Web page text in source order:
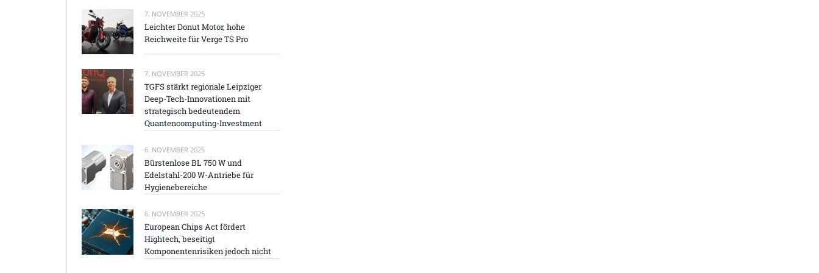
7. NOVEMBER 2025
Leichter Donut Motor, hohe
Reichweite für Verge TS Pro
7. NOVEMBER 2025
TGFS stärkt regionale Leipziger
Deep-Tech-Innovationen mit
strategisch bedeutendem
Quantencomputing-Investment
6. NOVEMBER 2025
Bürstenlose BL 750 W und
Edelstahl-200 W-Antriebe für
Hygienebereiche
6. NOVEMBER 2025
European Chips Act fördert
Hightech, beseitigt
Komponentenrisiken jedoch nicht